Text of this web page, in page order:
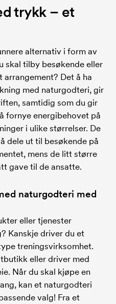
trykk – et
alternativ i form av
skal tilby besøkende eller
arrangement? Det å ha
med naturgodteri, gir
samtidig som du gir
fornye energibehovet på
i ulike størrelser. De
dele ut til besøkende på
mens de litt større
gave til de ansatte.
naturgodteri med
eller tjenester
Kanskje driver du et
treningsvirksomhet.
eller driver med
Når du skal kjøpe en
kan et naturgodteri
valg! Fra et